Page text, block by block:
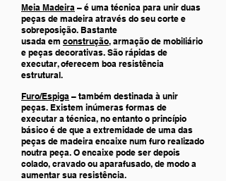
Meia Madeira – é uma técnica para unir duas
peças de madeira através do seu corte e
sobreposição. Bastante
usada em construção, armação de mobiliário
e peças decorativas. São rápidas de
executar, oferecem boa resistência
estrutural.
Furo/Espiga – também destinada à unir
peças. Existem inúmeras formas de
executar a técnica, no entanto o princípio
básico é de que a extremidade de uma das
peças de madeira encaixe num furo realizado
noutra peça. O encaixe pode ser depois
colado, cravado ou aparafusado, de modo a
aumentar sua resistência.